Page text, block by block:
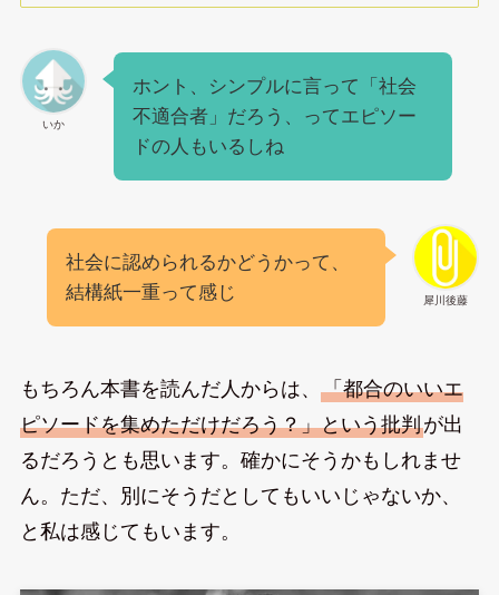
いか
ホント、シンプルに言って「社会
不適合者」だろう、ってエピソー
ドの人もいるしね
犀川後藤
社会に認められるかどうかって、
結構紙一重って感じ
もちろん本書を読んだ人からは、 「都合のいいエ
ピソードを集めただけだろう？」という批判が出
るだろうとも思います。確かにそうかもしれませ
ん。ただ、別にそうだとしてもいいじゃないか、
と私は感じてもいます。